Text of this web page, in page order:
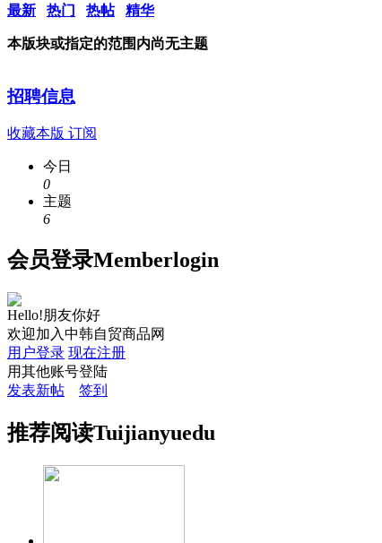
最新
热门 热帖 精华
本版块或指定的范围内尚无主题
招聘信息
收藏本版 订阅
今日
0
主题
6
会员登录Memberlogin
Hello!朋友你好
欢迎加入中韩自贸商品网
用户登录 现在注册
用其他账号登陆
发表新帖
签到
推荐阅读Tuijianyuedu